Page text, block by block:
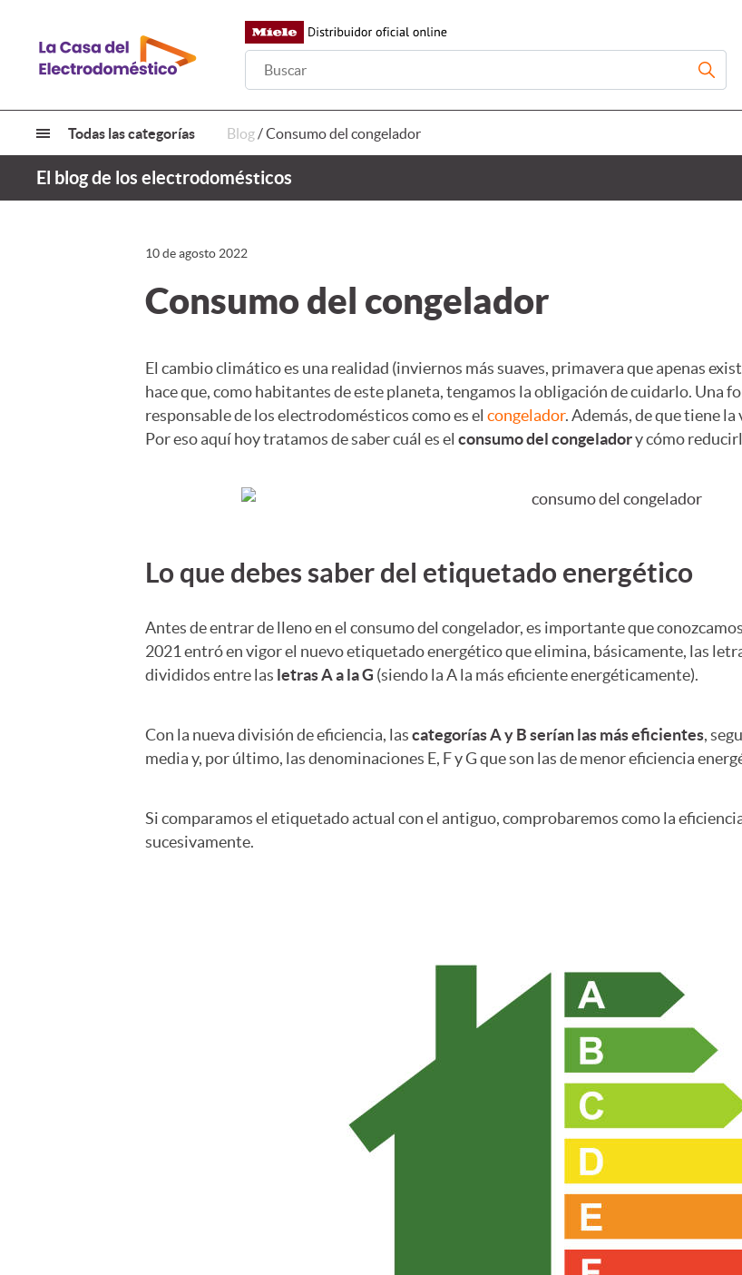
Todas las categorías Blog/Consumo del congelador
El blog de los electrodomésticos
10 de agosto 2022
Consumo del congelador
El cambio climático es una realidad (inviernos más suaves, primavera que apenas
hace que, como habitantes de este planeta, tengamos la obligación de cuidarlo. Una
responsable de los electrodomésticos como es el congelador. Además, de que tiene
Por eso aquí hoy tratamos de saber cuál es el consumo del congeladory cómo
Lo que debes saber del etiquetado energético
Antes de entrar de lleno en el consumo del congelador, es importante que
2021 entró en vigor el nuevo etiquetado energético que elimina, básicamente, las
divididos entre las letras A a la G (siendo la A la más eficiente energéticamente).
Con la nueva división de eficiencia, lascategorías A y B serían las más eficientes,
media y, por último, las denominaciones E, F y G que son las de menor eficiencia
Si comparamos el etiquetado actual con el antiguo, comprobaremos como la
sucesivamente.